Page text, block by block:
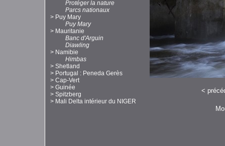
Protéger la nature
Parcs nationaux
> Puy Mary
Puy Mary
> Mauritanie
Banc d'Arguin
Diawling
> Namibie
Himbas
> Shetland
> Portugal : Peneda Gerès
> Cap-Vert
> Guinée
> Spitzberg
> Mali Delta intérieur du NIGER
<